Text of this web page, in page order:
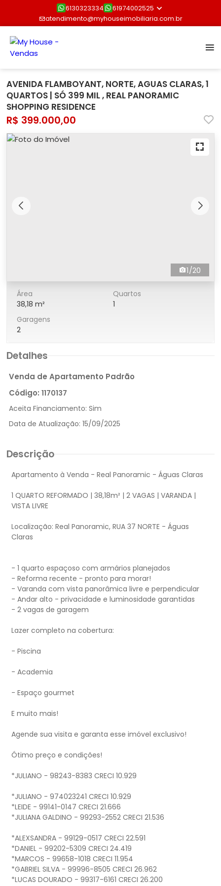
6130323334
61974002525
atendimento@myhouseimobiliaria.com.br
AVENIDA FLAMBOYANT, NORTE, AGUAS CLARAS, 1
QUARTOS | SÓ 399 MIL , REAL PANORAMIC
SHOPPING RESIDENCE
R$ 399.000,00
1/20
Área
38,18 m²
Quartos
1
Garagens
2
Detalhes
Venda de Apartamento Padrão
Código: 1170137
Aceita Financiamento: Sim
Data de Atualização: 15/09/2025
Descrição
Apartamento à Venda - Real Panoramic - Águas Claras
1 QUARTO REFORMADO | 38,18m² | 2 VAGAS | VARANDA |
VISTA LIVRE
Localização: Real Panoramic, RUA 37 NORTE - Águas
Claras
- 1 quarto espaçoso com armários planejados
- Reforma recente - pronto para morar!
- Varanda com vista panorâmica livre e perpendicular
- Andar alto - privacidade e luminosidade garantidas
- 2 vagas de garagem
Lazer completo na cobertura:
- Piscina
- Academia
- Espaço gourmet
E muito mais!
Agende sua visita e garanta esse imóvel exclusivo!
Ótimo preço e condições!
*JULIANO - 98243-8383 CRECI 10.929
*JULIANO - 974023241 CRECI 10.929
*LEIDE - 99141-0147 CRECI 21.666
*JULIANA GALDINO - 99293-2552 CRECI 21.536
*ALEXSANDRA - 99129-0517 CRECI 22.591
*DANIEL - 99202-5309 CRECI 24.419
*MARCOS - 99658-1018 CRECI 11.954
*GABRIEL SILVA - 99996-8505 CRECI 26.962
*LUCAS DOURADO - 99317-6161 CRECI 26.200